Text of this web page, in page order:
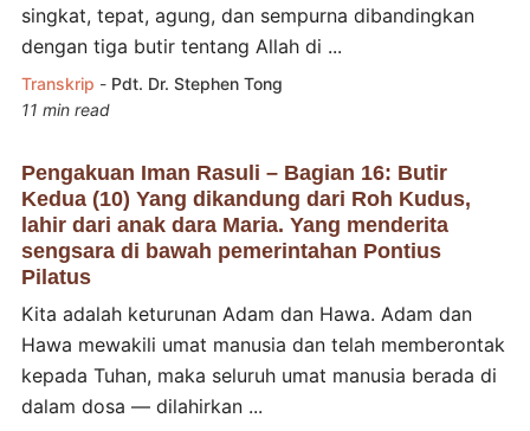
singkat, tepat, agung, dan sempurna dibandingkan
dengan tiga butir tentang Allah di ...
Transkrip - Pdt. Dr. Stephen Tong
11 min read
Pengakuan Iman Rasuli – Bagian 16: Butir
Kedua (10) Yang dikandung dari Roh Kudus,
lahir dari anak dara Maria. Yang menderita
sengsara di bawah pemerintahan Pontius
Pilatus
Kita adalah keturunan Adam dan Hawa. Adam dan
Hawa mewakili umat manusia dan telah memberontak
kepada Tuhan, maka seluruh umat manusia berada di
dalam dosa — dilahirkan ...